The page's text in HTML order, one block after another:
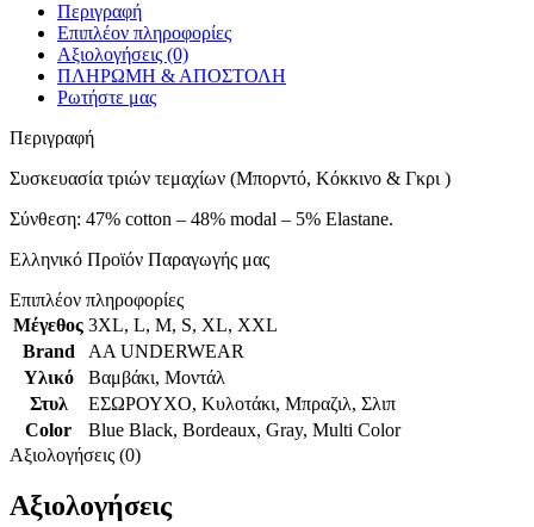
Περιγραφή
Επιπλέον πληροφορίες
Αξιολογήσεις (0)
ΠΛΗΡΩΜΗ & ΑΠΟΣΤΟΛΗ
Ρωτήστε μας
Περιγραφή
Συσκευασία τριών τεμαχίων (Μπορντό, Κόκκινο & Γκρι )
Σύνθεση: 47% cotton – 48% modal – 5% Elastane.
Ελληνικό Προϊόν Παραγωγής μας
Επιπλέον πληροφορίες
Μέγεθος 3XL, L, M, S, XL, XXL
Brand
AA UNDERWEAR
Υλικό
Βαμβάκι, Μοντάλ
Στυλ
ΕΣΩΡΟΥΧΟ, Κυλοτάκι, Μπραζιλ, Σλιπ
Color
Blue Black, Bordeaux, Gray, Multi Color
Αξιολογήσεις (0)
Αξιολογήσεις